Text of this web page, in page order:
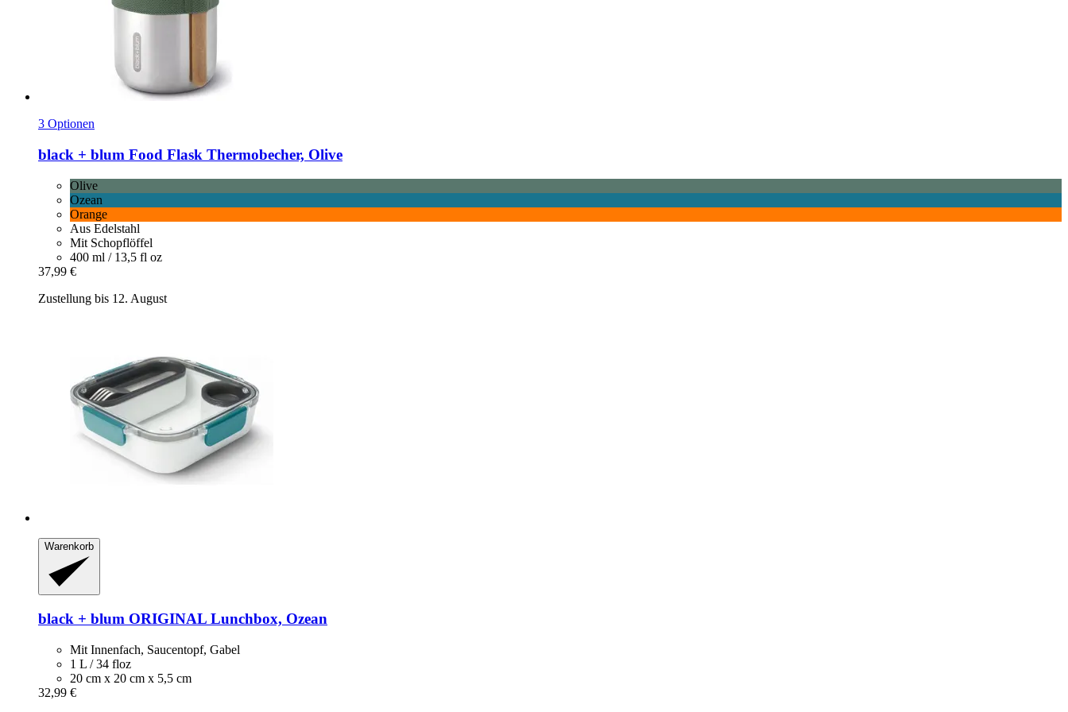
3 Optionen
black + blum Food Flask Thermobecher, Olive
Olive
Ozean
Orange
Aus Edelstahl
Mit Schopflöffel
400 ml / 13,5 fl oz
37,99 €
Zustellung bis 12. August
Warenkorb
black + blum ORIGINAL Lunchbox, Ozean
Mit Innenfach, Saucentopf, Gabel
1 L / 34 floz
20 cm x 20 cm x 5,5 cm
32,99 €